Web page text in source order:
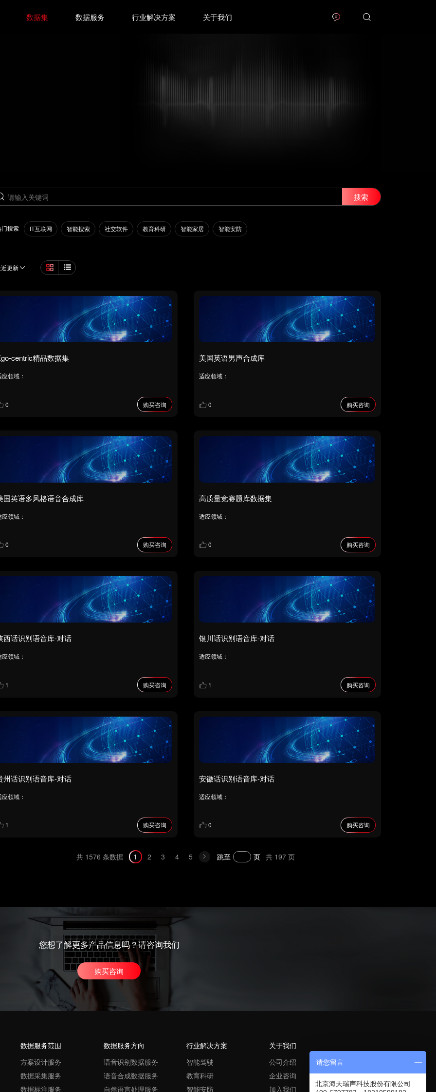
数据集 数据服务 行业解决方案 关于我们
搜索
门搜索 IT互联网 智能搜索 社交软件 教育科研 智能家居 智能安防
更新
centric精品数据集
领域：
0 购买咨询
美国英语男声合成库
适应领域：
0 购买咨询
国英语多风格语音合成库
领域：
0 购买咨询
高质量竞赛题库数据集
适应领域：
0 购买咨询
西话识别语音库-对话
领域：
1 购买咨询
银川话识别语音库-对话
适应领域：
1 购买咨询
州话识别语音库-对话
领域：
1 购买咨询
安徽话识别语音库-对话
适应领域：
0 购买咨询
共 1576 条数据 1 2 3 4 5 跳至 页 共 197 页
您想了解更多产品信息吗？请咨询我们
购买咨询
数据服务范围
方案设计服务
数据采集服务
数据标注服务
数据服务方向
语音识别数据服务
语音合成数据服务
自然语言处理服务
行业解决方案
智能驾驶
教育科研
智能安防
关于我们
公司介绍
企业咨询
加入我们
请您留言
北京海天瑞声科技股份有限公司